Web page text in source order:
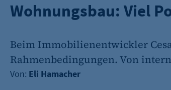
Wohnungsbau: Viel
Beim Immobilienentwickler
Rahmenbedingungen. Von
Von: Eli Hamacher